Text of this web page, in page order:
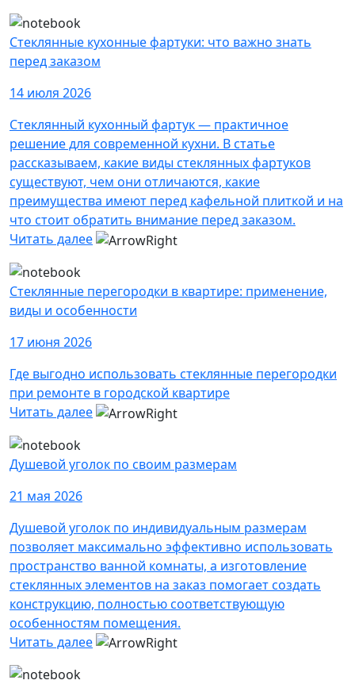
Стеклянные кухонные фартуки: что важно знать
перед заказом
14 июля 2026
Стеклянный кухонный фартук — практичное
решение для современной кухни. В статье
рассказываем, какие виды стеклянных фартуков
существуют, чем они отличаются, какие
преимущества имеют перед кафельной плиткой и на
что стоит обратить внимание перед заказом.
Читать далее
Стеклянные перегородки в квартире: применение,
виды и особенности
17 июня 2026
Где выгодно использовать стеклянные перегородки
при ремонте в городской квартире
Читать далее
Душевой уголок по своим размерам
21 мая 2026
Душевой уголок по индивидуальным размерам
позволяет максимально эффективно использовать
пространство ванной комнаты, а изготовление
стеклянных элементов на заказ помогает создать
конструкцию, полностью соответствующую
особенностям помещения.
Читать далее